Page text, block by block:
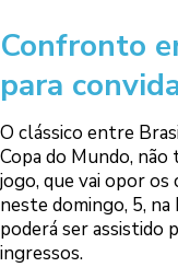
Confronto
para
O clássico entre
Copa do Mundo,
jogo, que vai opor os
neste domingo, 5, na
poderá ser assistido
ingressos.